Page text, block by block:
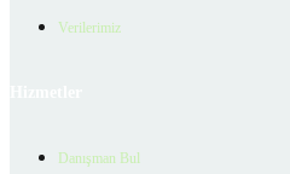
Verilerimiz
Danışman Bul